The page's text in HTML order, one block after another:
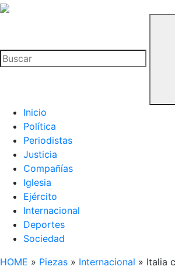
La
Buitre
Inicio
Política
Periodistas
Justicia
Compañías
Iglesia
Ejército
Internacional
Deportes
Sociedad
HOME » Piezas » Internacional » Italia